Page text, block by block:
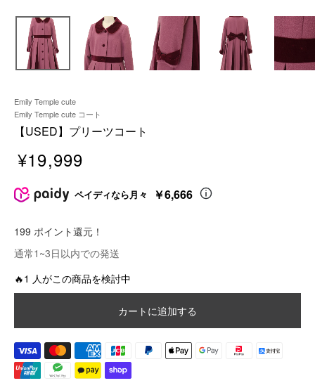
Emily Temple cute
Emily Temple cute コート
【USED】プリーツコート
売
格
価
格
¥19,999
ペイディなら月々 ￥6,666
199 ポイント還元！
通常1~3日以内での発送
🔥1 人がこの商品を検討中
カートに追加する